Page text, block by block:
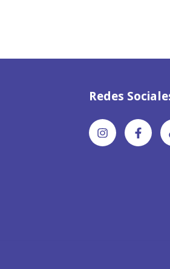
Redes